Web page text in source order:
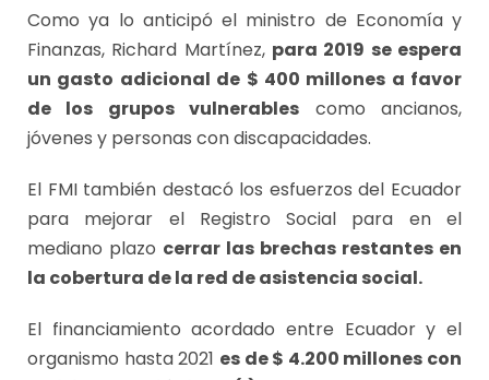
Como ya lo anticipó el ministro de Economía y
Finanzas, Richard Martínez, para 2019 se espera
un gasto adicional de $ 400 millones a favor
de los grupos vulnerables como ancianos,
jóvenes y personas con discapacidades.
El FMI también destacó los esfuerzos del Ecuador
para mejorar el Registro Social para en el
mediano plazo cerrar las brechas restantes en
la cobertura de la red de asistencia social.
El financiamiento acordado entre Ecuador y el
organismo hasta 2021 es de $ 4.200 millones con